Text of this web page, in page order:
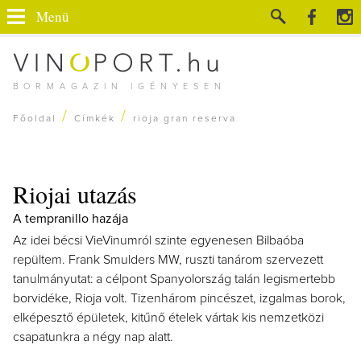
BORMAGAZIN IGÉNYESEN
Menü
Főoldal / Címkék / rioja gran reserva
Riojai utazás
A tempranillo hazája
Az idei bécsi VieVinumról szinte egyenesen Bilbaóba
repültem. Frank Smulders MW, ruszti tanárom szervezett
tanulmányutat: a célpont Spanyolország talán legismertebb
borvidéke, Rioja volt. Tizenhárom pincészet, izgalmas borok,
elképesztő épületek, kitűnő ételek vártak kis nemzetközi
csapatunkra a négy nap alatt.